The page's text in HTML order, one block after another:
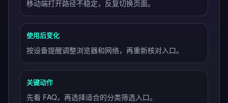
移动端打开路径不稳定，反复切换页面。
使用后变化
按设备提醒调整浏览器和网络，再重新核对入口。
关键动作
先看 FAQ，再选择适合的分类筛选入口。